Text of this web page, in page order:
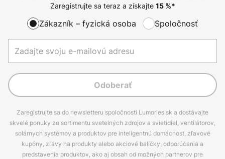
Zaregistrujte sa teraz a získajte 15%*
Zákazník – fyzická osoba Spoločnosť
Odoberať
Zaregistrujte sa do newsletteru spoločnosti Lumories.sk a dostávajte
skvelé ponuky zo sortimentu svetelných zdrojov a svietidiel, ventilátorov,
solárnych systémov a produktov pre inteligentnú domácnosť, zľavové
kupóny, zľavy na produkty alebo akciové balíčky, odporúčania a
predstavenia produktov, ako aj obsah od možných partnerov pre